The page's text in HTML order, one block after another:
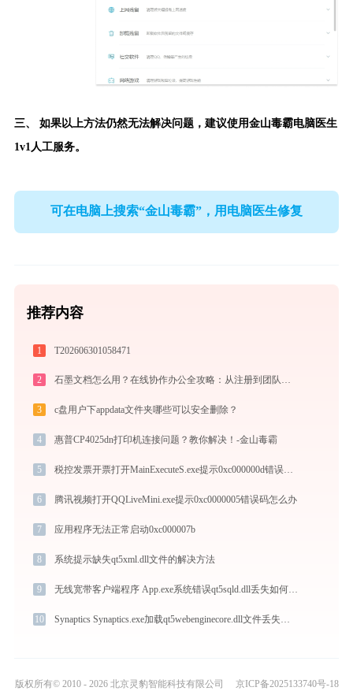
三、 如果以上方法仍然无法解决问题，建议使用金山毒霸电脑医生
1v1人工服务。
可在电脑上搜索“金山毒霸”，用电脑医生修复
推荐内容
1 T202606301058471
2
3 c盘用户下appdata文件夹哪些可以安全删除？
4 惠普CP4025dn打印机连接问题？教你解决！-金山毒霸
5 税控发票开票打开MainExecuteS.exe提示0xc000000d错误码怎么办
6 腾讯视频打开QQLiveMini.exe提示0xc0000005错误码怎么办
7 应用程序无法正常启动0xc000007b
8 系统提示缺失qt5xml.dll文件的解决方法
9 无线宽带客户端程序 App.exe系统错误qt5sqld.dll丢失如何解决
10
版权所有© 2010 - 2026 北京灵豹智能科技有限公司 京ICP备2025133740号-18